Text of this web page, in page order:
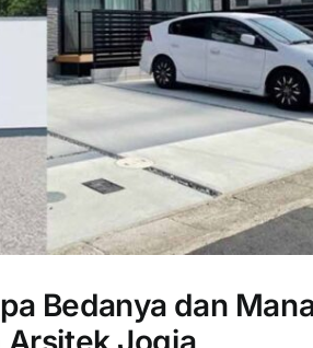
Bedanya dan